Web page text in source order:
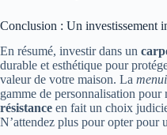
Conclusion : Un investissement
En résumé, investir dans un
durable et esthétique pour
valeur de votre maison. La
gamme de personnalisation pour
résistance en fait un choix
N’attendez plus pour opter pour